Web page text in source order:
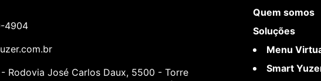
4904
- Rodovia José Carlos Daux, 5500 - Torre
Quem somos
Soluções
Menu
Smart